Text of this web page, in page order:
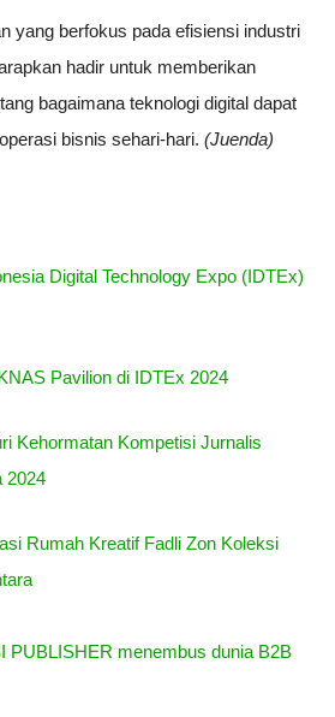
yang berfokus pada efisiensi industri
hadir untuk memberikan
bagaimana teknologi digital dapat
bisnis sehari-hari. (Juenda)
Digital Technology Expo (IDTEx)
Pavilion di IDTEx 2024
Kehormatan Kompetisi Jurnalis
2024
Rumah Kreatif Fadli Zon Koleksi
PUBLISHER menembus dunia B2B